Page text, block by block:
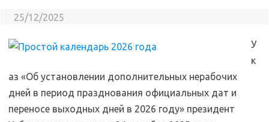
25/12/2025
У
к
аз «Об установлении дополнительных нерабочих
дней в период празднования официальных дат и
переносе выходных дней в 2026 году» президент